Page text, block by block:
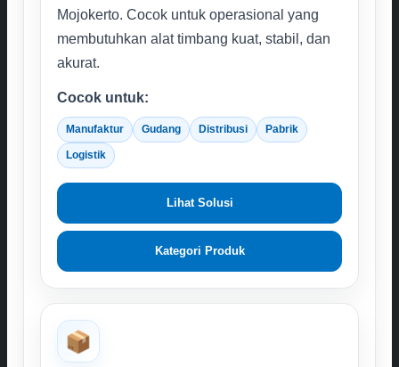
Mojokerto. Cocok untuk operasional yang
membutuhkan alat timbang kuat, stabil, dan
akurat.
Cocok untuk:
Manufaktur Gudang Distribusi Pabrik
Logistik
Lihat Solusi
Kategori Produk
📦